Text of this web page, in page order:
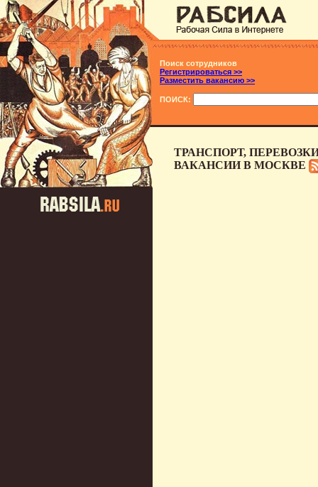
Поиск сотрудников
Регистрироваться >>
Разместить вакансию >>
ПОИСК:
ТРАНСПОРТ,
ВАКАНСИИ В МОСКВЕ